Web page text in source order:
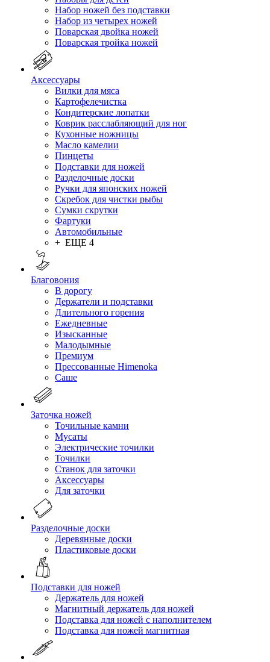
Набор ножей без подставки
Набор из четырех ножей
Поварская двойка ножей
Поварская тройка ножей
Аксессуары
Вилки для мяса
Картофелечистка
Кондитерские лопатки
Коврик расслабляющий для ног
Кухонные ножницы
Масло камелии
Пинцеты
Подставки для ножей
Разделочные доски
Ручки для японских ножей
Скребок для чистки рыбы
Сумки скрутки
Фартуки
Автомобильные
+ ЕЩЕ 4
Благовония
В дорогу
Держатели и подставки
Длительного горения
Ежедневные
Изысканные
Малодымные
Премиум
Прессованные Himenoka
Саше
Заточка ножей
Точильные камни
Мусаты
Электрические точилки
Точилки
Станок для заточки
Аксессуары
Для заточки
Разделочные доски
Деревянные доски
Пластиковые доски
Подставки для ножей
Держатель для ножей
Магнитный держатель для ножей
Подставка для ножей с наполнителем
Подставка для ножей магнитная